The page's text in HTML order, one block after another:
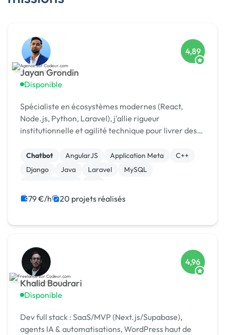
Jayan Grondin
Disponible
4,89
Spécialiste en écosystèmes modernes (React,
Node.js, Python, Laravel), j'allie rigueur
institutionnelle et agilité technique pour livrer des
Chatbot AngularJS Application Meta
C++
Django
Java Laravel
MySQL
79 €/h 20 projets réalisés
Khalid Boudrari
Disponible
4,96
Dev full stack : SaaS/MVP (Next.js/Supabase),
agents IA & automatisations, WordPress haut de